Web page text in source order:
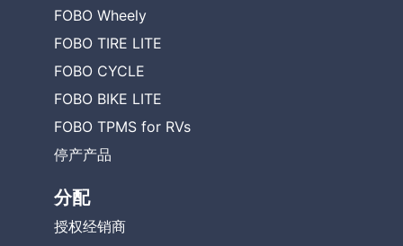
FOBO Wheely
FOBO TIRE LITE
FOBO CYCLE
FOBO BIKE LITE
FOBO TPMS for RVs
停产产品
分配
授权经销商